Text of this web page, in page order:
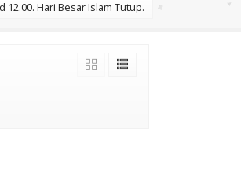
12.00. Hari Besar Islam Tutup.